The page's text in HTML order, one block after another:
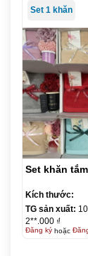
Set 1 khăn
Set khăn
Kích thước:
TG sản xuất:
2**.000 ₫
Đăng kýhoặc